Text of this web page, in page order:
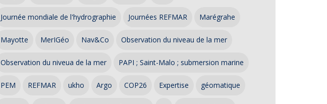
Journée mondiale de l'hydrographie Journées REFMAR Marégrahe
Mayotte MerIGéo Nav&Co Observation du niveau de la mer
Observation du niveua de la mer PAPI ; Saint-Malo ; submersion marine
PEM REFMAR ukho Argo COP26 Expertise géomatique